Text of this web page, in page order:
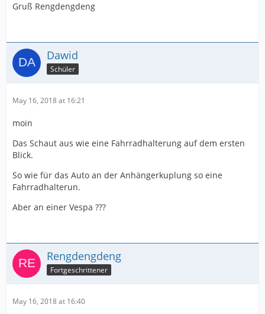
Gruß Rengdengdeng
Dawid
Schüler
May 16, 2018 at 16:21
moin
Das Schaut aus wie eine Fahrradhalterung auf dem ersten
Blick.
So wie für das Auto an der Anhängerkuplung so eine
Fahrradhalterun.
Aber an einer Vespa ???
Rengdengdeng
Fortgeschrittener
May 16, 2018 at 16:40